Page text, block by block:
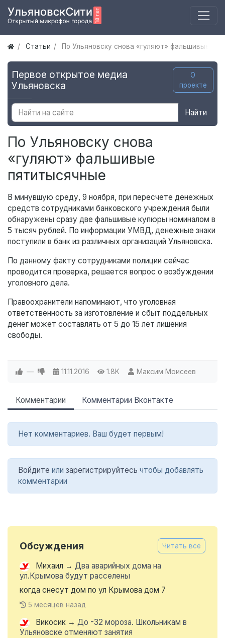
Статьи По Ульяновску снова «гуляют» фальшивые
Первое открытое медиа
Ульяновска
О
проекте
Найти
По Ульяновску снова
«гуляют» фальшивые
пятитысячные
В минувшую среду, 9 ноября, при пересчете денежных
средств сотрудниками банковского учреждения были
обнаружены сразу две фальшивые купюры номиналом в
5 тысяч рублей. По информации УМВД, денежные знаки
поступили в банк из различных организаций Ульяновска.
По данному факту сотрудниками полиции сейчас
проводится проверка, решается вопрос о возбуждении
уголовного дела.
Правоохранители напоминают, что уголовная
ответственность за изготовление и сбыт поддельных
денег может составлять от 5 до 15 лет лишения
свободы.
— 11.11.2016 1.8K Максим Моисеев
Комментарии Комментарии Вконтакте
Нет комментариев. Ваш будет первым!
Войдите или зарегистрируйтесь чтобы добавлять
комментарии
Обсуждения Читать все
Михаил → Два аварийных дома на
ул.Крымова будут расселены
когда снесут дом по ул Крымова дом 7
5 месяцев назад
Викосик → До -32 мороза. Школьникам в
Ульяновске отменяют занятия